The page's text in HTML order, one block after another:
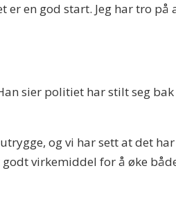
en god start. Jeg har tro på
sier politiet har stilt seg bak
og vi har sett at det
virkemiddel for å øke